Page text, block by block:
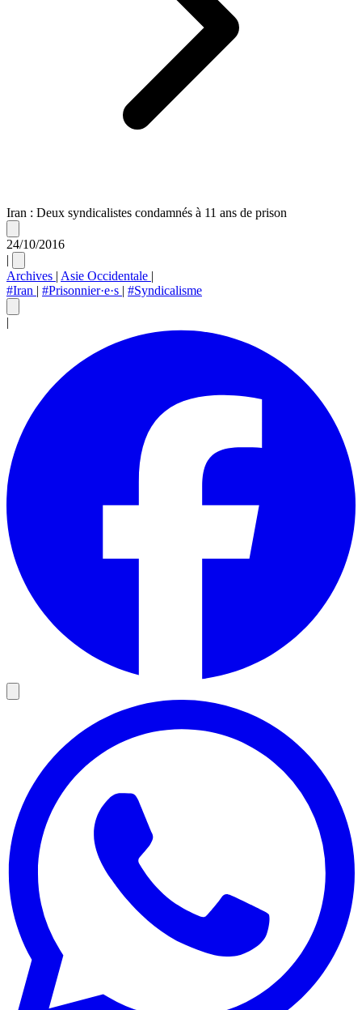
Iran : Deux syndicalistes condamnés à 11 ans de prison
24/10/2016
|
Archives | Asie Occidentale |
#Iran | #Prisonnier·e·s | #Syndicalisme
|